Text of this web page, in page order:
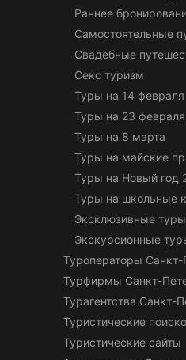
Раннее
Самостоятельные
Свадебные
Секс туризм
Туры на 14 февраля
Туры на 23 февраля
Туры на 8 марта
Туры на майские
Туры на Новый год
Туры на школьные
Эксклюзивные
Экскурсионные
Туроператоры Санкт-
Турфирмы Санкт-
Турагентства Санкт-
Туристические
Туристические сайты